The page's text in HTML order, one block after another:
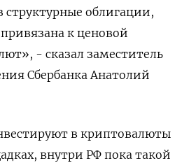
структурные облигации,
к ценовой
- сказал заместитель
Сбербанка Анатолий
в криптовалюты
внутри РФ пока такой